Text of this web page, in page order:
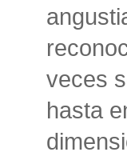
veces
hasta